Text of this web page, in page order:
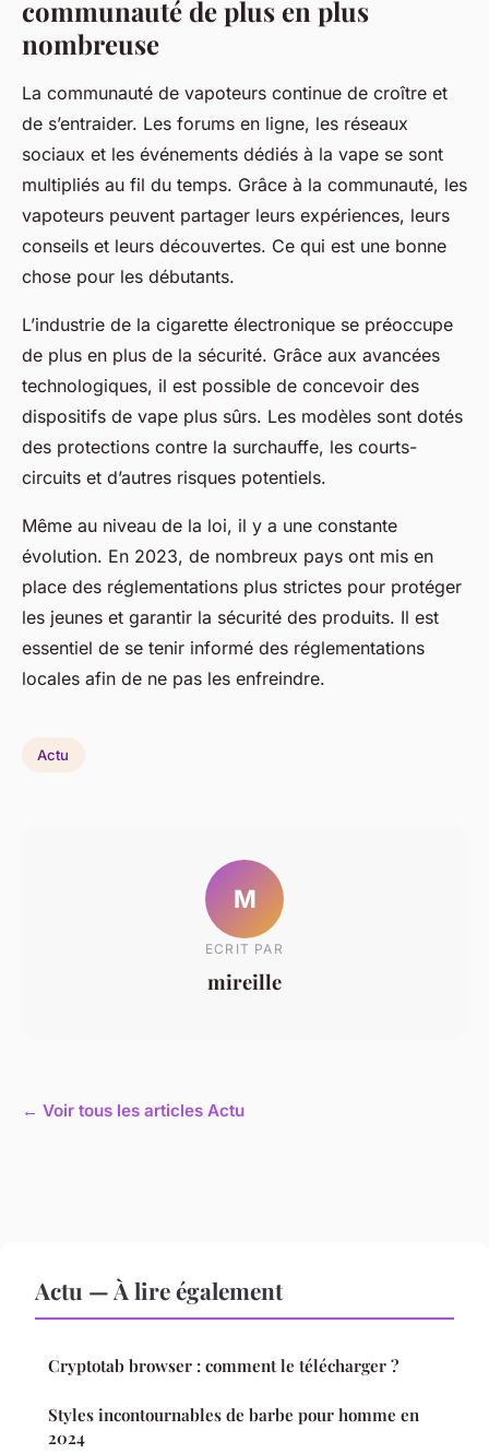
communauté de plus en plus
nombreuse
La communauté de vapoteurs continue de croître et
de s’entraider. Les forums en ligne, les réseaux
sociaux et les événements dédiés à la vape se sont
multipliés au fil du temps. Grâce à la communauté, les
vapoteurs peuvent partager leurs expériences, leurs
conseils et leurs découvertes. Ce qui est une bonne
chose pour les débutants.
L’industrie de la cigarette électronique se préoccupe
de plus en plus de la sécurité. Grâce aux avancées
technologiques, il est possible de concevoir des
dispositifs de vape plus sûrs. Les modèles sont dotés
des protections contre la surchauffe, les courts-
circuits et d’autres risques potentiels.
Même au niveau de la loi, il y a une constante
évolution. En 2023, de nombreux pays ont mis en
place des réglementations plus strictes pour protéger
les jeunes et garantir la sécurité des produits. Il est
essentiel de se tenir informé des réglementations
locales afin de ne pas les enfreindre.
Actu
M
ECRIT PAR
mireille
← Voir tous les articles Actu
Actu — À lire également
Cryptotab browser : comment le télécharger ?
Styles incontournables de barbe pour homme en
2024